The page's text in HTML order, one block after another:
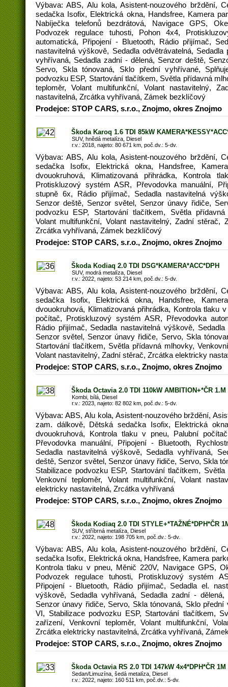
Výbava: ABS, Alu kola, Asistent-nouzového brždění,
sedačka Isofix, Elektrická okna, Handsfree, Kamera
Nabíječka telefonů bezdrátová, Navigace GPS,
Podvozek regulace tuhosti, Pohon 4x4,
automatická, Připojení - Bluetooth, Rádio přijímač,
nastavitelná výškově, Sedadla odvětrávatelná, Sedadla
vyhřívaná, Sedadla zadní - dělená, Senzor deště,
Servo, Skla tónovaná, Sklo přední vyhřívané,
podvozku ESP, Startování tlačítkem, Světla přídavná
teploměr, Volant multifunkční, Volant nastavitelný,
nastavitelná, Zrcátka vyhřívaná, Zámek bezklíčový
Prodejce: STOP CARS, s.r.o., Znojmo, okres Znojmo
Škoda Karoq 1.6 TDI 85kW
SUV, hnědá metalíza, Diesel
r.v.: 2018, najeto: 80 671 km, poč.dv.: 5-dv.
Výbava: ABS, Alu kola, Asistent-nouzového brždění,
sedačka Isofix, Elektrická okna, Handsfree,
dvouokruhová, Klimatizovaná přihrádka, Kontrola
Protiskluzový systém ASR, Převodovka manuální,
stupně 6x, Rádio přijímač, Sedadla nastavitelná
Senzor deště, Senzor světel, Senzor únavy řidiče,
podvozku ESP, Startování tlačítkem, Světla
Volant multifunkční, Volant nastavitelný, Zadní stěrač,
Zrcátka vyhřívaná, Zámek bezklíčový
Prodejce: STOP CARS, s.r.o., Znojmo, okres Znojmo
Škoda Kodiaq 2.0 TDI DSG*KAMERA*ACC*DPH
SUV, modrá metalíza, Diesel
r.v.: 2022, najeto: 53 214 km, poč.dv.: 5-dv.
Výbava: ABS, Alu kola, Asistent-nouzového brždění,
sedačka Isofix, Elektrická okna, Handsfree,
dvouokruhová, Klimatizovaná přihrádka, Kontrola tlaku
počítač, Protiskluzový systém ASR, Převodovka
Rádio přijímač, Sedadla nastavitelná výškově,
Senzor světel, Senzor únavy řidiče, Servo, Skla
Startování tlačítkem, Světla přídavná mlhovky,
Volant nastavitelný, Zadní stěrač, Zrcátka elektricky
Prodejce: STOP CARS, s.r.o., Znojmo, okres Znojmo
Škoda Octavia 2.0 TDI 110kW AMBITION+*ČR 1.M
Kombi, bílá, Diesel
r.v.: 2023, najeto: 82 802 km, poč.dv.: 5-dv.
Výbava: ABS, Alu kola, Asistent-nouzového brždění,
zam. dálkově, Dětská sedačka Isofix, Elektrická
dvouokruhová, Kontrola tlaku v pneu, Palubní
Převodovka manuální, Připojení - Bluetooth,
Sedadla nastavitelná výškově, Sedadla vyhřívaná,
deště, Senzor světel, Senzor únavy řidiče, Servo, Skla
Stabilizace podvozku ESP, Startování tlačítkem,
Venkovní teploměr, Volant multifunkční, Volant
elektricky nastavitelná, Zrcátka vyhřívaná
Prodejce: STOP CARS, s.r.o., Znojmo, okres Znojmo
Škoda Kodiaq 2.0 TDI STYLE+*TAŽNÉ*DPH*ČR
SUV, stříbrná metalíza, Diesel
r.v.: 2022, najeto: 198 705 km, poč.dv.: 5-dv.
Výbava: ABS, Alu kola, Asistent-nouzového brždění,
sedačka Isofix, Elektrická okna, Handsfree, Kamera
Kontrola tlaku v pneu, Měnič 220V, Navigace GPS,
Podvozek regulace tuhosti, Protiskluzový systém
Připojení - Bluetooth, Rádio přijímač, Sedadla el.
výškově, Sedadla vyhřívaná, Sedadla zadní -
Senzor únavy řidiče, Servo, Skla tónovaná, Sklo
VI, Stabilizace podvozku ESP, Startování tlačítkem,
zařízení, Venkovní teploměr, Volant multifunkční,
Zrcátka elektricky nastavitelná, Zrcátka vyhřívaná,
Prodejce: STOP CARS, s.r.o., Znojmo, okres Znojmo
Škoda Octavia RS 2.0 TDI 147kW 4x4*DPH*ČR 1M
Sedan/Limuzína, šedá metalíza, Diesel
r.v.: 2022, najeto: 160 511 km, poč.dv.: 5-dv.